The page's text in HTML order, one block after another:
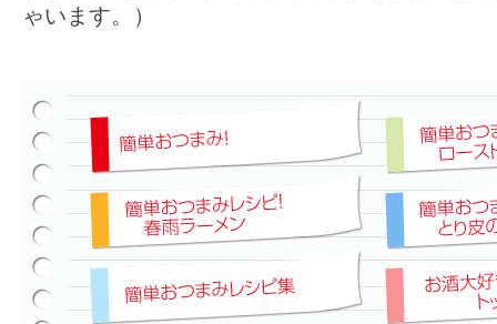
ゃいます。）